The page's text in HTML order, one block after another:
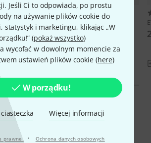
Jeśli Ci to odpowiada, po prostu
na używanie plików cookie do
statystyk i marketingu, klikając „W
(pokaż wszystko)
wycofać w dowolnym momencie za
ustawień plików cookie (here)
W porządku!
Więcej informacji
prawne · Ochrona danych osobowych
Top Lock A-
22
HK Audio
Elements ep1
Mounting Pole
319 zł
porównaj
Navigator